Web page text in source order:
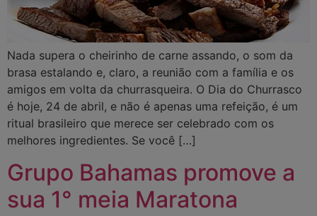
Nada supera o cheirinho de carne assando, o som da
brasa estalando e, claro, a reunião com a família e os
amigos em volta da churrasqueira. O Dia do Churrasco
é hoje, 24 de abril, e não é apenas uma refeição, é um
ritual brasileiro que merece ser celebrado com os
melhores ingredientes. Se você […]
Grupo Bahamas promove a
sua 1° meia Maratona